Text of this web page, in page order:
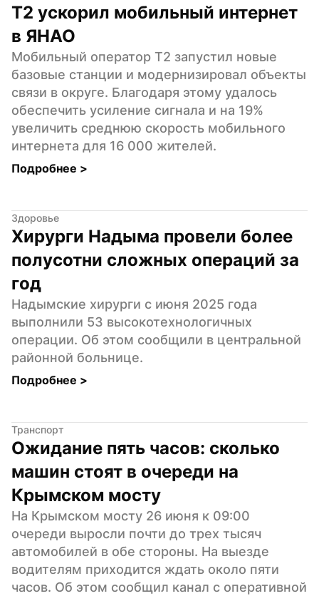
Т2 ускорил мобильный интернет
в ЯНАО
Мобильный оператор Т2 запустил новые
базовые станции и модернизировал объекты
связи в округе. Благодаря этому удалось
обеспечить усиление сигнала и на 19%
увеличить среднюю скорость мобильного
интернета для 16 000 жителей.
Подробнее >
Здоровье
Хирурги Надыма провели более
полусотни сложных операций за
год
Надымские хирурги с июня 2025 года
выполнили 53 высокотехнологичных
операции. Об этом сообщили в центральной
районной больнице.
Подробнее >
Транспорт
Ожидание пять часов: сколько
машин стоят в очереди на
Крымском мосту
На Крымском мосту 26 июня к 09:00
очереди выросли почти до трех тысяч
автомобилей в обе стороны. На выезде
водителям приходится ждать около пяти
часов. Об этом сообщил канал с оперативной